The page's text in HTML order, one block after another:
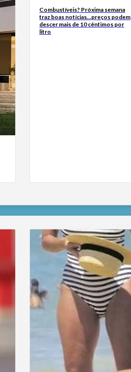
Combustíveis? Próxima semana
traz boas notícias…preços podem
descer mais de 10 cêntimos por
litro